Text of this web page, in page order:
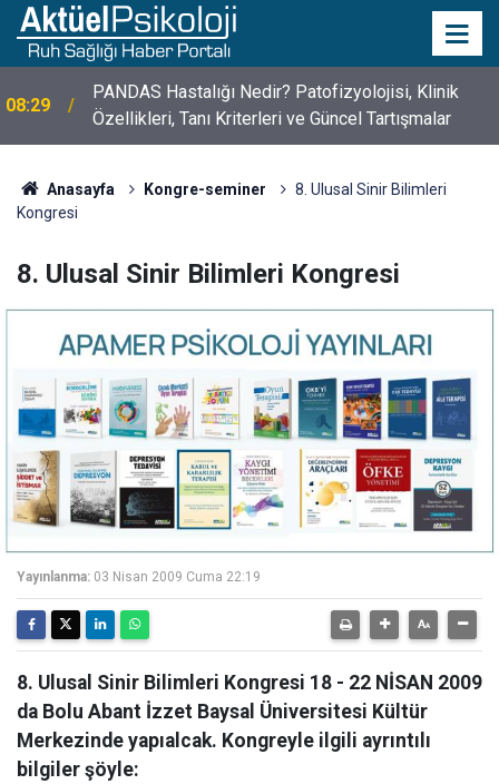
10:30
10 Mayıs Psikologlar Günü Nasıl Ortaya Çıktı? 10
Mayıs Tarihinin Hikayesi
Anasayfa Kongre-seminer
8. Ulusal Sinir Bilimleri
Kongresi
8. Ulusal Sinir Bilimleri Kongresi
Yayınlanma: 03 Nisan 2009 Cuma 22:19
8. Ulusal Sinir Bilimleri Kongresi 18 - 22 NİSAN 2009
da Bolu Abant İzzet Baysal Üniversitesi Kültür
Merkezinde yapıalcak. Kongreyle ilgili ayrıntılı
bilgiler şöyle: